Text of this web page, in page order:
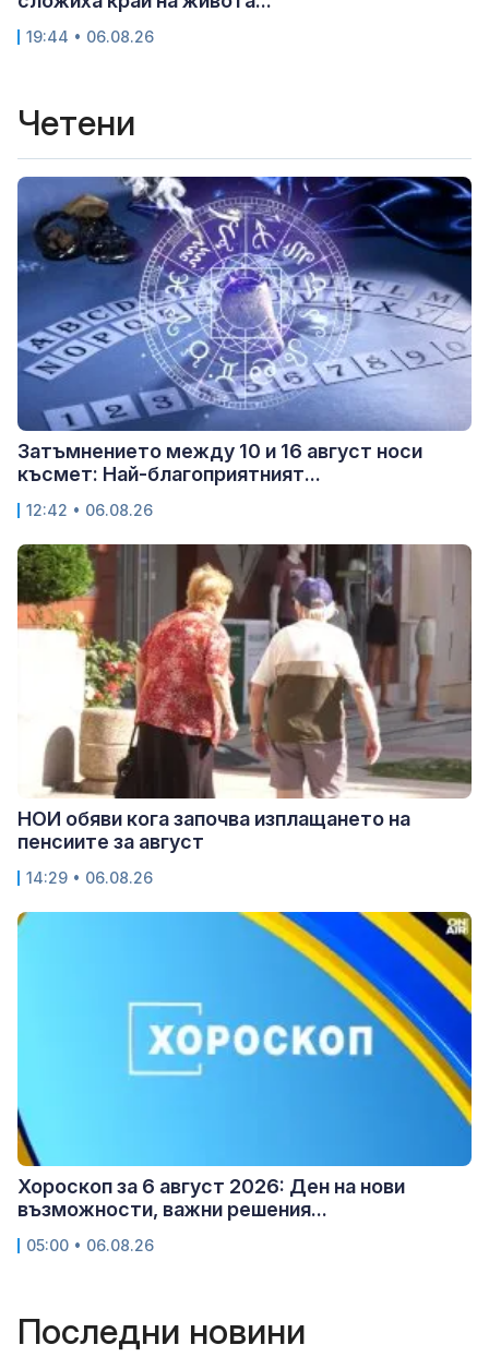
19:44 • 06.08.26
Четени
Затъмнението между 10 и 16 август носи
късмет: Най-благоприятният...
12:42 • 06.08.26
НОИ обяви кога започва изплащането на
пенсиите за август
14:29 • 06.08.26
Хороскоп за 6 август 2026: Ден на нови
възможности, важни решения...
05:00 • 06.08.26
Последни новини